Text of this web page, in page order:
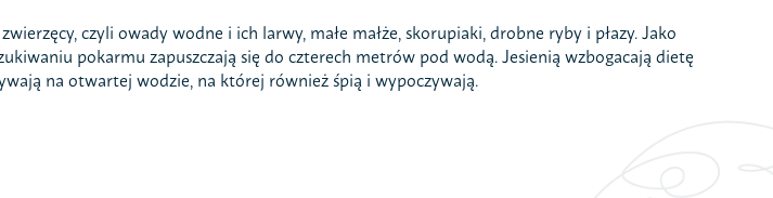
czyli owady wodne i ich larwy, małe małże, skorupiaki, drobne ryby i płazy. Jako
pokarmu zapuszczają się do czterech metrów pod wodą. Jesienią wzbogacają dietę
na otwartej wodzie, na której również śpią i wypoczywają.